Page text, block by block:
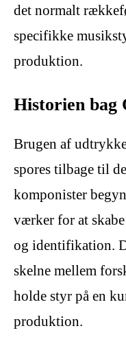
det normalt
specifikke
produktion.
Historien bag
Brugen af
spores tilbage til
komponister
værker for at
og identifikation.
skelne mellem
holde styr på en
produktion.